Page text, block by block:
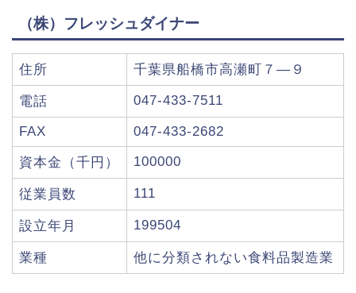
（株）フレッシュダイナー
住所 千葉県船橋市高瀬町７―９
電話 047-433-7511
FAX 047-433-2682
資本金（千円） 100000
従業員数 111
設立年月 199504
業種 他に分類されない食料品製造業